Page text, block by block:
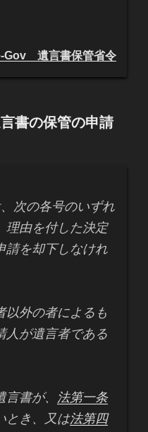
Gov 遺言書保管省令
書の保管の申請
次の各号のいずれ
理由を付した決定
請を却下しなけれ
外の者によるも
人が遺言者である
書が、 法第一条
とき、又は法第四